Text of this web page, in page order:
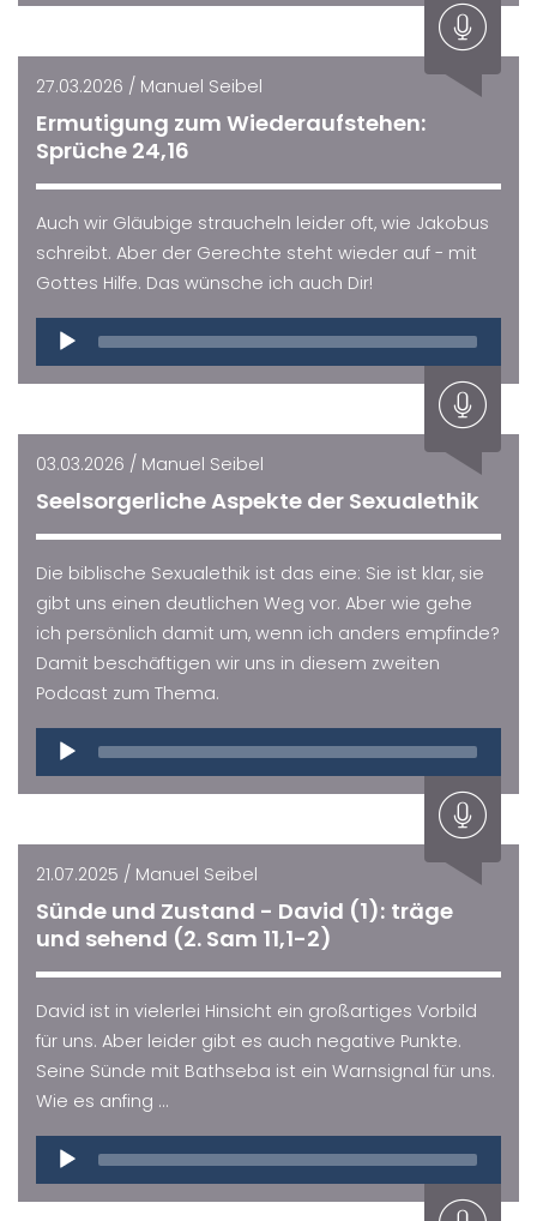
27.03.2026 / Manuel Seibel
Ermutigung zum Wiederaufstehen:
Sprüche 24,16
Auch wir Gläubige straucheln leider oft, wie Jakobus
schreibt. Aber der Gerechte steht wieder auf - mit
Gottes Hilfe. Das wünsche ich auch Dir!
Audio
Player
03.03.2026 / Manuel Seibel
Seelsorgerliche Aspekte der Sexualethik
Die biblische Sexualethik ist das eine: Sie ist klar, sie
gibt uns einen deutlichen Weg vor. Aber wie gehe
ich persönlich damit um, wenn ich anders empfinde?
Damit beschäftigen wir uns in diesem zweiten
Podcast zum Thema.
Audio
Player
21.07.2025 / Manuel Seibel
Sünde und Zustand - David (1): träge
und sehend (2. Sam 11,1-2)
David ist in vielerlei Hinsicht ein großartiges Vorbild
für uns. Aber leider gibt es auch negative Punkte.
Seine Sünde mit Bathseba ist ein Warnsignal für uns.
Wie es anfing ...
Audio
Player